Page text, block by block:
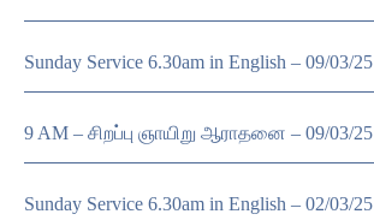
Sunday Service 6.30am in English – 09/03/25
9 AM – சிறப்பு ஞாயிறு ஆராதனை – 09/03/25
Sunday Service 6.30am in English – 02/03/25